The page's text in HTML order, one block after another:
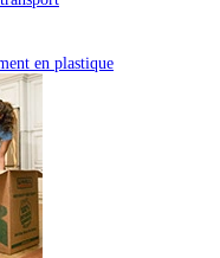
en plastique